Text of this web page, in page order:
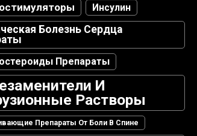
Инсулин
Болезнь Сердца
Препараты
И
Растворы
Препараты От Боли В Спине